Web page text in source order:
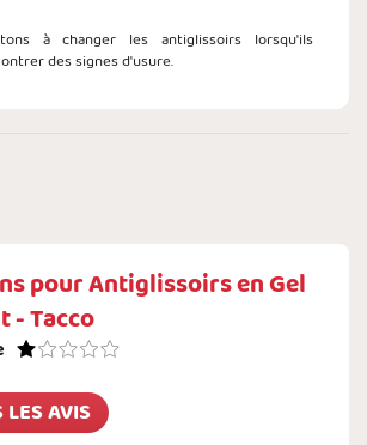
à changer les antiglissoirs lorsqu'ils
des signes d'usure.
pourAntiglissoirs en Gel
- Tacco
AVIS